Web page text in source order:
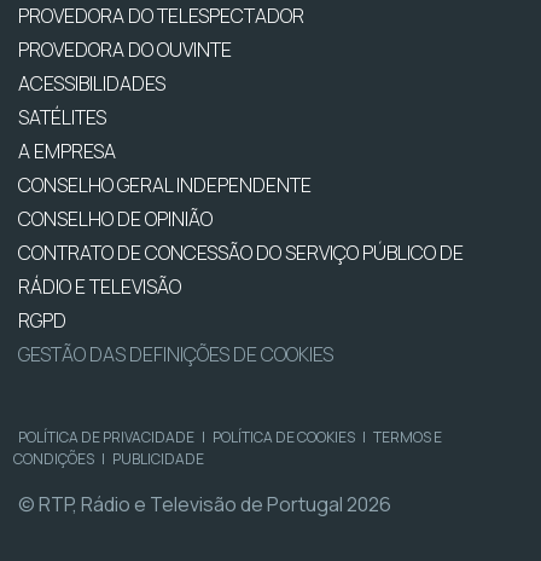
PROVEDORA DO TELESPECTADOR
PROVEDORA DO OUVINTE
ACESSIBILIDADES
SATÉLITES
A EMPRESA
CONSELHO GERAL INDEPENDENTE
CONSELHO DE OPINIÃO
CONTRATO DE CONCESSÃO DO SERVIÇO PÚBLICO DE
RÁDIO E TELEVISÃO
RGPD
GESTÃO DAS DEFINIÇÕES DE COOKIES
POLÍTICA DE PRIVACIDADE | POLÍTICA DE COOKIES | TERMOS E
CONDIÇÕES | PUBLICIDADE
© RTP, Rádio e Televisão de Portugal 2026